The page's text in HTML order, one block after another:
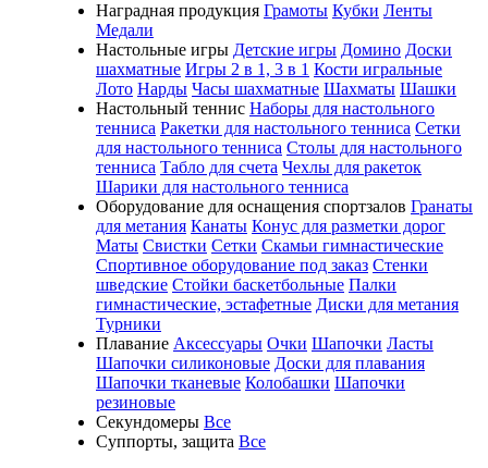
Наградная продукция Грамоты Кубки Ленты
Медали
Настольные игры Детские игры Домино Доски
шахматные Игры 2 в 1, 3 в 1 Кости игральные
Лото Нарды Часы шахматные Шахматы Шашки
Настольный теннис Наборы для настольного
тенниса Ракетки для настольного тенниса Сетки
для настольного тенниса Столы для настольного
тенниса Табло для счета Чехлы для ракеток
Шарики для настольного тенниса
Оборудование для оснащения спортзалов Гранаты
для метания Канаты Конус для разметки дорог
Маты Свистки Сетки Скамьи гимнастические
Спортивное оборудование под заказ Стенки
шведские Стойки баскетбольные Палки
гимнастические, эстафетные Диски для метания
Турники
Плавание Аксессуары Очки Шапочки Ласты
Шапочки силиконовые Доски для плавания
Шапочки тканевые Колобашки Шапочки
резиновые
Секундомеры Все
Суппорты, защита Все